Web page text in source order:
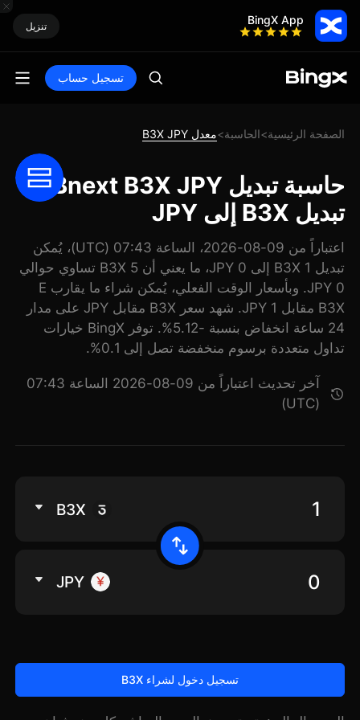
BingX App تنزيل
تسجيل حساب
الصفحة الرئيسية>الحاسبة>معدل B3X JPY
حاسبة تبديل Bnext B3X JPY:
تبديل B3X إلى JPY
اعتباراً من 09-08-2026، الساعة 07:43 (UTC)، يُمكن
تبديل 1 B3X إلى 0 JPY، ما يعني أن 5 B3X تساوي حوالي
0 JPY. وبأسعار الوقت الفعلي، يُمكن شراء ما يقارب E
B3X مقابل 1 JPY. شهد سعر B3X مقابل JPY على مدار
24 ساعة انخفاض بنسبة -5.12%. توفر BingX خيارات
تداول متعددة برسوم منخفضة تصل إلى 0.1%.
آخر تحديث اعتباراً من 09-08-2026 الساعة 07:43
(UTC)
B3X
JPY
تسجيل دخول لشراء B3X